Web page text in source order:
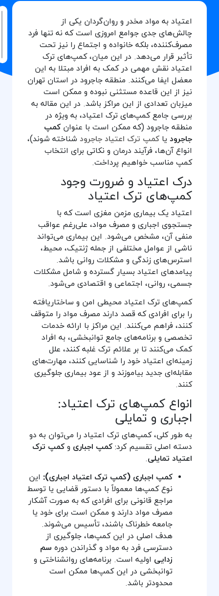
اعتیاد به مواد مخدر و روان‌گردان یکی از
چالش‌های جدی جوامع امروزی است که نه تنها فرد
مصرف‌کننده، بلکه خانواده و اجتماع را نیز تحت
تأثیر قرار می‌دهد. در این میان، کمپ‌های ترک
اعتیاد نقش مهمی در کمک به افراد مبتلا به این
معضل ایفا می‌کنند. منطقه جاجرود در استان تهران
نیز از این قاعده مستثنی نبوده و ممکن است
میزبان تعدادی از این مراکز باشد. در این مقاله به
بررسی جامع کمپ‌های ترک اعتیاد، به ویژه در
منطقه جاجرود (که ممکن است با عنوانکمپ
جاجرودیاکمپ ترک اعتیاد جاجرودشناخته شوند)،
انواع آن‌ها، فرآیند درمان و نکاتی برای انتخاب
کمپ مناسب خواهیم پرداخت.
درک اعتیاد و ضرورت وجود
کمپ‌های ترک اعتیاد
اعتیاد یک بیماری مزمن مغزی است که با
جستجوی اجباری و مصرف مواد، علی‌رغم عواقب
منفی آن، مشخص می‌شود. این بیماری می‌تواند
ناشی از عوامل مختلفی از جمله ژنتیک، محیط،
استرس‌های زندگی و مشکلات روانی باشد.
پیامدهای اعتیاد بسیار گسترده و شامل مشکلات
جسمی، روانی، اجتماعی و اقتصادی می‌شود.
کمپ‌های ترک اعتیاد محیطی امن و ساختاریافته
را برای افرادی که قصد دارند مصرف مواد را متوقف
کنند، فراهم می‌کنند. این مراکز با ارائه خدمات
تخصصی و برنامه‌های جامع توانبخشی، به افراد
کمک می‌کنند تا بر علائم ترک غلبه کنند، علل
زمینه‌ای اعتیاد خود را شناسایی کنند، مهارت‌های
مقابله‌ای جدید بیاموزند و از عود بیماری جلوگیری
کنند.
انواع کمپ‌های ترک اعتیاد:
اجباری و تمایلی
به طور کلی، کمپ‌های ترک اعتیاد را می‌توان به دو
دسته اصلی تقسیم کرد:کمپ اجباریوکمپ ترک
اعتیاد تمایلی.
کمپ اجباری (کمپ ترک اعتیاد اجباری):این
نوع کمپ‌ها معمولاً با دستور قضایی یا توسط
مراجع قانونی برای افرادی که به صورت آشکار
مصرف مواد دارند و ممکن است برای خود یا
جامعه خطرناک باشند، تأسیس می‌شوند.
هدف اصلی در این کمپ‌ها، جلوگیری از
دسترسی فرد به مواد و گذراندن دورهسم
زداییاولیه است. برنامه‌های روانشناختی و
توانبخشی در این کمپ‌ها ممکن است
محدودتر باشد.